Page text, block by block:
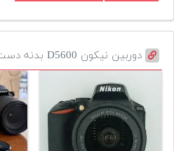
دوربین نیکون D5600 بدنه دست دوم